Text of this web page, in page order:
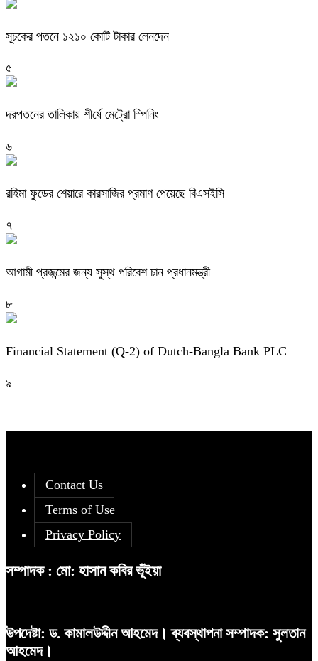
সূচকের পতনে ১২১০ কোটি টাকার লেনদেন
৫
দরপতনের তালিকায় শীর্ষে মেট্রো স্পিনিং
৬
রহিমা ফুডের শেয়ারে কারসাজির প্রমাণ পেয়েছে বিএসইসি
৭
আগামী প্রজন্মের জন্য সুস্থ পরিবেশ চান প্রধানমন্ত্রী
৮
Financial Statement (Q-2) of Dutch-Bangla Bank PLC
৯
Contact Us
Terms of Use
Privacy Policy
সম্পাদক : মো: হাসান কবির ভূঁইয়া
উপদেষ্টা: ড. কামালউদ্দীন আহমেদ। ব্যবস্থাপনা সম্পাদক: সুলতান
আহমেদ।